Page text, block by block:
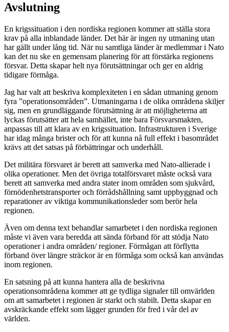
Avslutning
En krigssituation i den nordiska regionen kommer att ställa stora
krav på alla inblandade länder. Det här är ingen ny utmaning utan
har gällt under lång tid. När nu samtliga länder är medlemmar i Nato
kan det nu ske en gemensam planering för att förstärka regionens
försvar. Detta skapar helt nya förutsättningar och ger en aldrig
tidigare förmåga.
Jag har valt att beskriva komplexiteten i en sådan utmaning genom
fyra ”operationsområden”. Utmaningarna i de olika områdena skiljer
sig, men en grundläggande förutsättning är att möjligheterna att
lyckas förutsätter att hela samhället, inte bara Försvarsmakten,
anpassas till att klara av en krigssituation. Infrastrukturen i Sverige
har idag många brister och för att kunna nå full effekt i basområdet
krävs att det satsas på förbättringar och underhåll.
Det militära försvaret är berett att samverka med Nato-allierade i
olika operationer. Men det övriga totalförsvaret måste också vara
berett att samverka med andra stater inom områden som sjukvård,
förnödenhetstransporter och förrådshållning samt uppbyggnad och
reparationer av viktiga kommunikationsleder som berör hela
regionen.
Även om denna text behandlar samarbetet i den nordiska regionen
måste vi även vara beredda att sända förband för att stödja Nato
operationer i andra områden/ regioner. Förmågan att förflytta
förband över längre sträckor är en förmåga som också kan användas
inom regionen.
En satsning på att kunna hantera alla de beskrivna
operationsområdena kommer att ge tydliga signaler till omvärlden
om att samarbetet i regionen är starkt och stabilt. Detta skapar en
avskräckande effekt som lägger grunden för fred i vår del av
världen.